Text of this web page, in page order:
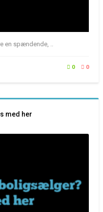
en spændende, ..
0 0
med her